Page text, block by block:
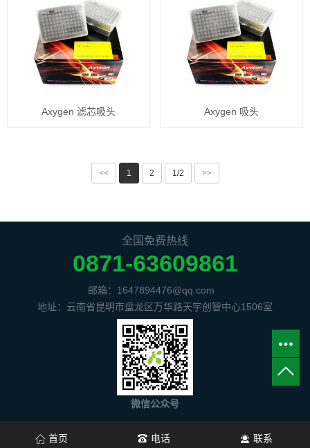
Axygen 滤芯吸头 Axygen 吸头
<< 1 2 1/2 >>
全国免费热线
0871-63609861
邮箱：1647894476@qq.com
地址：云南省昆明市盘龙区万华路天宇创智中心1506室
微信公众号
首页 电话 联系